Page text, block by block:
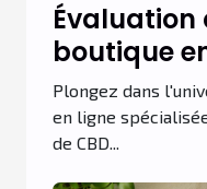
Évaluation
boutique
produits à
Plongez dans
en ligne
de CBD...